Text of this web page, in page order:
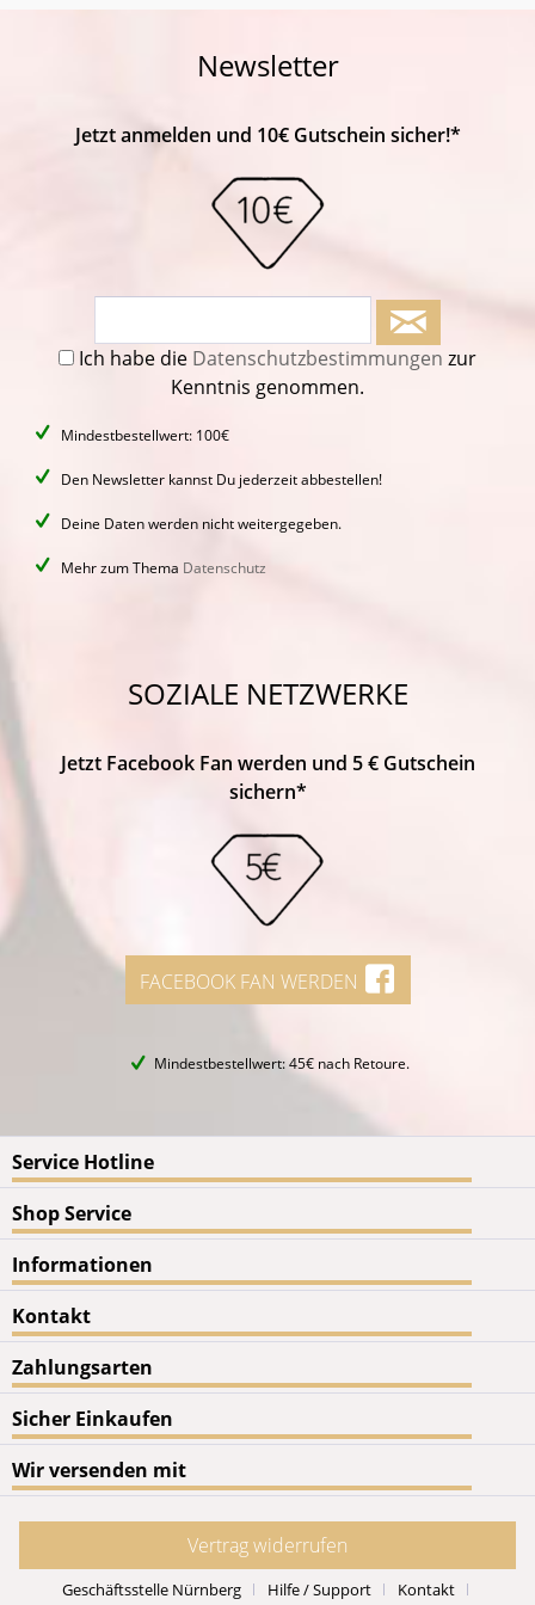
Newsletter
Jetzt anmelden und 10€ Gutschein sicher!*
Ich habe die Datenschutzbestimmungen zur
Kenntnis genommen.
Mindestbestellwert: 100€
Den Newsletter kannst Du jederzeit abbestellen!
Deine Daten werden nicht weitergegeben.
Mehr zum Thema Datenschutz
SOZIALE NETZWERKE
Jetzt Facebook Fan werden und 5 € Gutschein
sichern*
FACEBOOK FAN WERDEN
Mindestbestellwert: 45€ nach Retoure.
Service Hotline
Shop Service
Informationen
Kontakt
Zahlungsarten
Sicher Einkaufen
Wir versenden mit
Vertrag widerrufen
Geschäftsstelle Nürnberg Hilfe / Support Kontakt